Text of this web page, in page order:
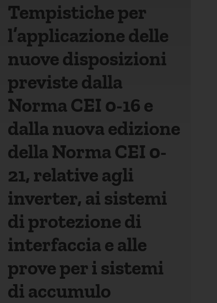
Tempistiche per
l’applicazione delle
nuove disposizioni
previste dalla
Norma CEI 0-16 e
dalla nuova edizione
della Norma CEI 0-
21, relative agli
inverter, ai sistemi
di protezione di
interfaccia e alle
prove per i sistemi
di accumulo